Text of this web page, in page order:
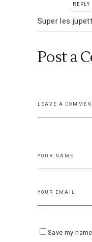
REPLY
Super les
Post a
Save my